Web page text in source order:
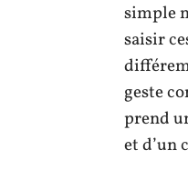
simple
saisir
geste
prend
et d’un